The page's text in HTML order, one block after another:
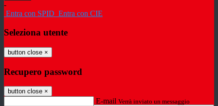
-
Entra con SPID Entra con CIE
Seleziona utente
button close ×
Recupero password
button close ×
E-mail Verrà inviato un messaggio